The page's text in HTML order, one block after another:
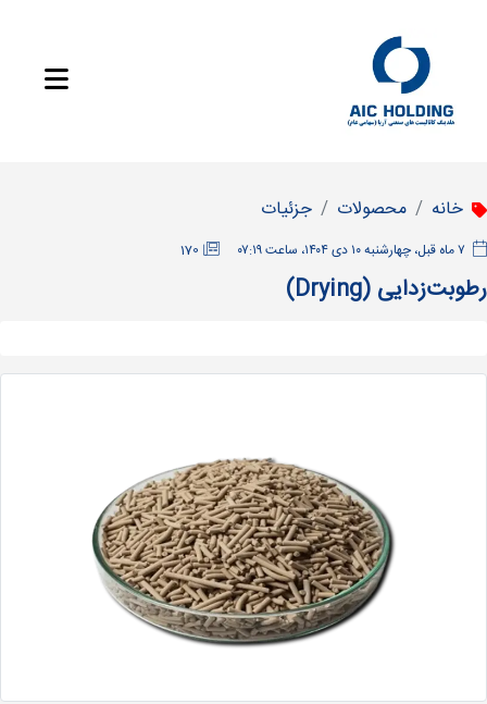
خانه محصولات جزئیات
170
رطوبت‌زدایی (Drying)